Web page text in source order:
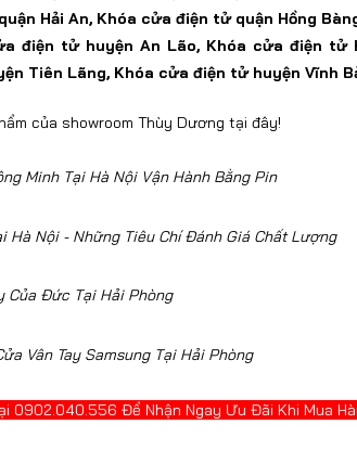
quận Hải An, Khóa cửa điện tử quận Hồng
điện tử huyện An Lão, Khóa cửa điện tử
Tiên Lãng, Khóa cửa điện tử huyện Vĩnh
của showroom Thùy Dương tại đây!
Minh Tại Hà Nội Vận Hành Bằng Pin
Hà Nội - Những Tiêu Chí Đánh Giá Chất Lượng
Của Đức Tại Hải Phòng
Vân Tay Samsung Tại Hải Phòng
0902.040.556 Để Nhận Ngay Ưu Đãi Khi Mua